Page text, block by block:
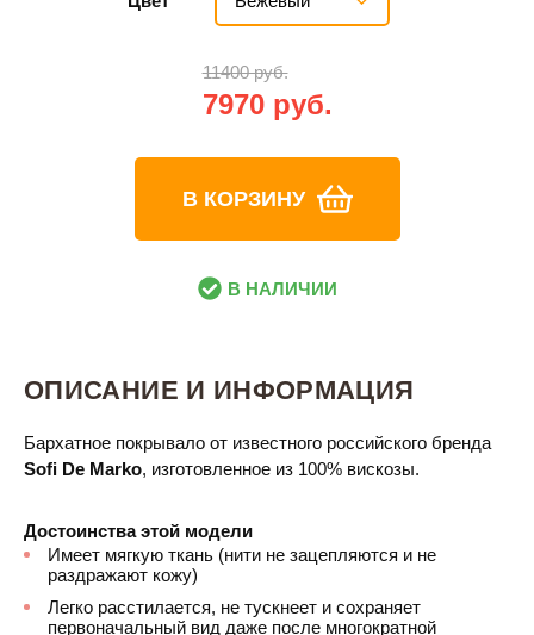
11400 руб.
7970 руб.
В КОРЗИНУ
В НАЛИЧИИ
ОПИСАНИЕ И ИНФОРМАЦИЯ
Бархатное покрывало от известного российского бренда
Sofi De Marko, изготовленное из 100% вискозы.
Достоинства этой модели
Имеет мягкую ткань (нити не зацепляются и не
раздражают кожу)
Легко расстилается, не тускнеет и сохраняет
первоначальный вид даже после многократной